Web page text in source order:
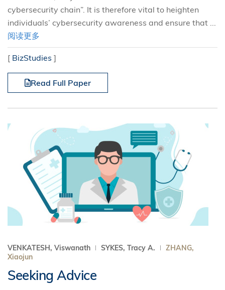
cybersecurity chain”. It is therefore vital to heighten
individuals’ cybersecurity awareness and ensure that ...
阅读更多
[ BizStudies ]
Read Full Paper
VENKATESH, Viswanath SYKES, Tracy A.
ZHANG,
Xiaojun
Seeking Advice